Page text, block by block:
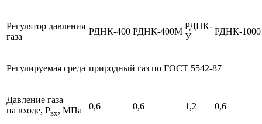
Регулятор давления
газа
РДНК-400 РДНК-400М
РДНК-
У
РДНК-1000
Регулируемая среда природный газ по ГОСТ 5542-87
Давление газа
на входе, Рвх, МПа 0,6 0,6 1,2 0,6